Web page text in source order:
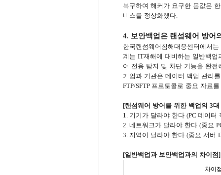
복구하여 해커가 요구한 몸값은
비스를 정상화했다.
4. 보안백업은 랜섬웨어 방어
한국랜섬웨어침해대응센터에서
계는 IT재해에 대비하는 일반백업
어 전용 탐지 및 차단 기능을 완
기업과 기관은 데이터 백업 관리
FTP/SFTP 프로토콜로 중요 자료
[랜섬웨어 방어를 위한 백업의 3대
1. 기기가 달라야 한다 (PC 데이터
2. 네트워크가 달라야 한다 (중요
3. 지역이 달라야 한다 (중요 서버
[일반백업과 보안백업과의 차이점 ]
차이